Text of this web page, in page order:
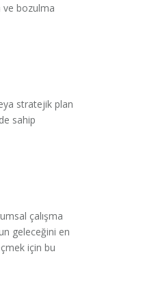
ve bozulma
stratejik plan
sahip
çalışma
geleceğini en
için bu